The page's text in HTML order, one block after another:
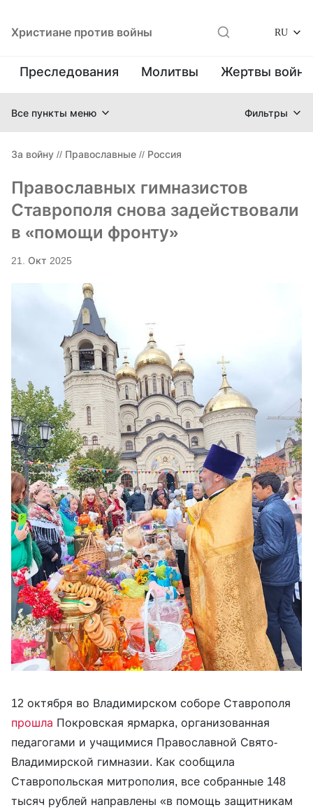
Христиане против войны RU
Преследования Молитвы Жертвы
Все пункты меню Фильтры
За войну // Православные // Россия
Православных гимназистов
Ставрополя снова задействовали
в «помощи фронту»
21. Окт 2025
12 октября во Владимирском соборе Ставрополя
прошла Покровская ярмарка, организованная
педагогами и учащимися Православной Свято-
Владимирской гимназии. Как сообщила
Ставропольская митрополия, все собранные 148
тысяч рублей направлены «в помощь защитникам